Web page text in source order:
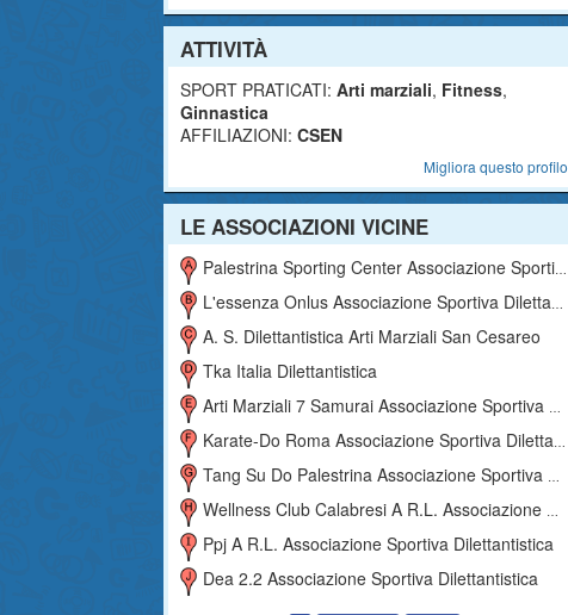
ATTIVITÀ
SPORT PRATICATI: Arti marziali, Fitness,
Ginnastica
AFFILIAZIONI: CSEN
Migliora questo profilo
LE ASSOCIAZIONI VICINE
Palestrina Sporting Center Associazione Sportiva Dilettantistica
L'essenza Onlus Associazione Sportiva Dilettantistica
A. S. Dilettantistica Arti Marziali San Cesareo
Tka Italia Dilettantistica
Arti Marziali 7 Samurai Associazione Sportiva Dilettantistica
Karate-Do Roma Associazione Sportiva Dilettantistica
Tang Su Do Palestrina Associazione Sportiva Dilettantistica
Wellness Club Calabresi A R.l. Associazione Sportiva Dilettantistica
Ppj A R.l. Associazione Sportiva Dilettantistica
Dea 2.2 Associazione Sportiva Dilettantistica